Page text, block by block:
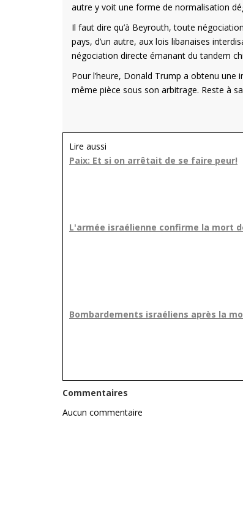
autre y voit une forme de normalisation
Il faut dire qu’à Beyrouth, toute
pays, d’un autre, aux lois libanaises
négociation directe émanant du tandem
Pour l’heure, Donald Trump a obtenu une
même pièce sous son arbitrage. Reste à
Lire aussi
Paix: Et si on arrêtait de se faire peur!
L'armée israélienne confirme la mort
Bombardements israéliens après la
Commentaires
Aucun commentaire